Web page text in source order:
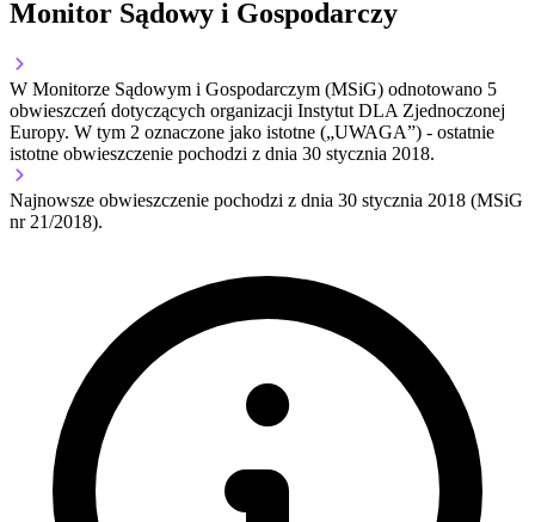
Monitor Sądowy i Gospodarczy
W Monitorze Sądowym i Gospodarczym (MSiG) odnotowano 5
obwieszczeń dotyczących organizacji Instytut DLA Zjednoczonej
Europy. W tym 2 oznaczone jako istotne („UWAGA”) - ostatnie
istotne obwieszczenie pochodzi z dnia 30 stycznia 2018.
Najnowsze obwieszczenie pochodzi z dnia 30 stycznia 2018 (MSiG
nr 21/2018).